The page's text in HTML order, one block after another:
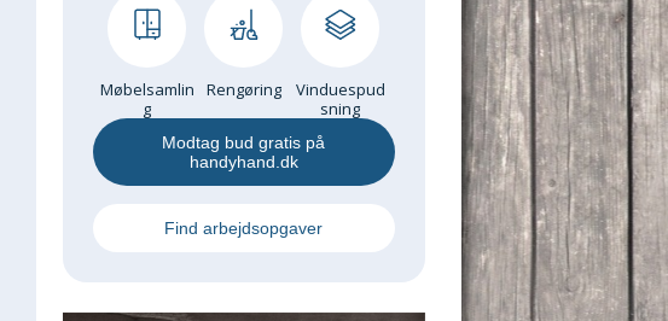
Møbelsamlin
g
Rengøring
Vinduespud
sning
Modtag bud gratis på
handyhand.dk
Find arbejdsopgaver